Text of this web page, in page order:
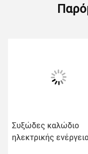
Συξώδες καλώδιο
ηλεκτρικής